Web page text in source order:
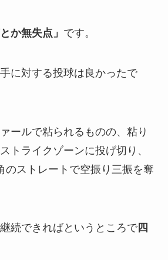
か無失点」 です。
に対する投球は良かったで
ールで粘られるものの、粘り
トライクゾーンに投げ切り、
のストレートで空振り三振を奪
続できればというところで四